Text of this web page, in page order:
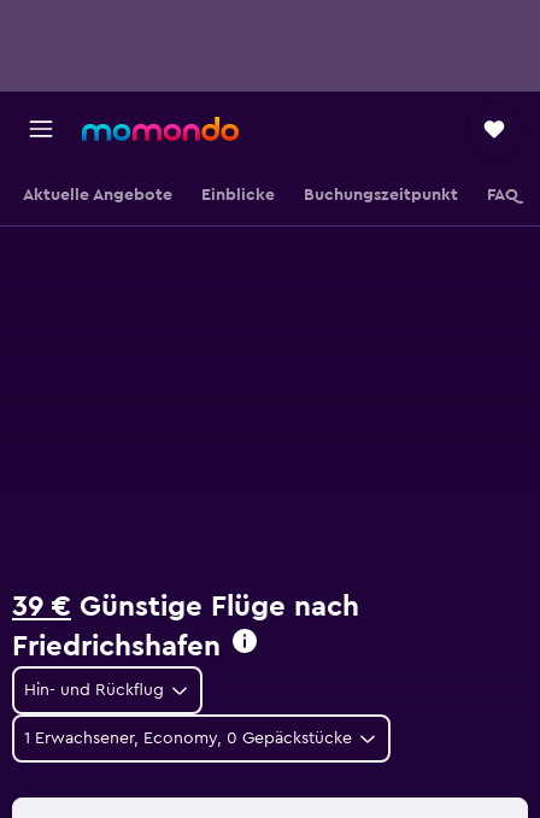
Aktuelle Angebote Einblicke Buchungszeitpunkt FAQ
39 € Günstige Flüge nach
Friedrichshafen
Hin- und Rückflug
1 Erwachsener, Economy, 0 Gepäckstücke